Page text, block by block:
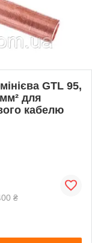
GTL 95,
для
кабелю
₴